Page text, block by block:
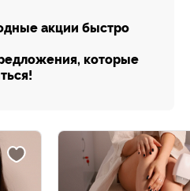
акции быстро
которые